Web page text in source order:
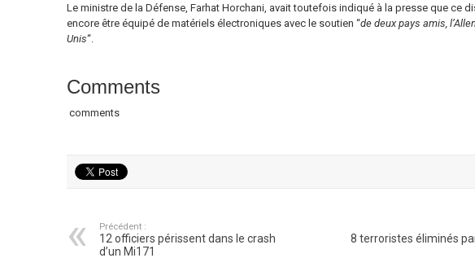
Le ministre de la Défense, Farhat Horchani, avait toutefois indiqué à la presse que ce
encore être équipé de matériels électroniques avec le soutien “de deux pays amis,
Unis“.
Comments
comments
Précédent :
12 officiers périssent dans le crash
d’un Mi171
8 terroristes éliminés